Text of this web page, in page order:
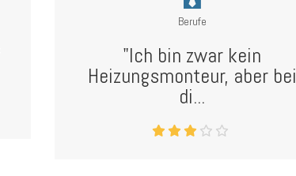
Berufe
"Ich bin zwar kein
Heizungsmonteur, aber bei
di...